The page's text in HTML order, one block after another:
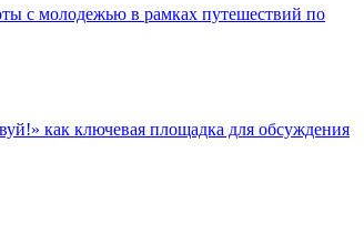
с молодежью в рамках путешествий по
как ключевая площадка для обсуждения